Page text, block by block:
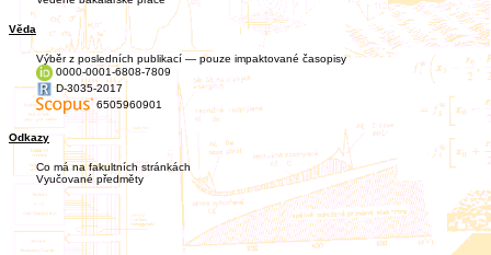
Věda
Výběr z posledních publikací — pouze impaktované časopisy
0000-0001-6808-7809
D-3035-2017
6505960901
Odkazy
Co má na fakultních stránkách
Vyučované předměty